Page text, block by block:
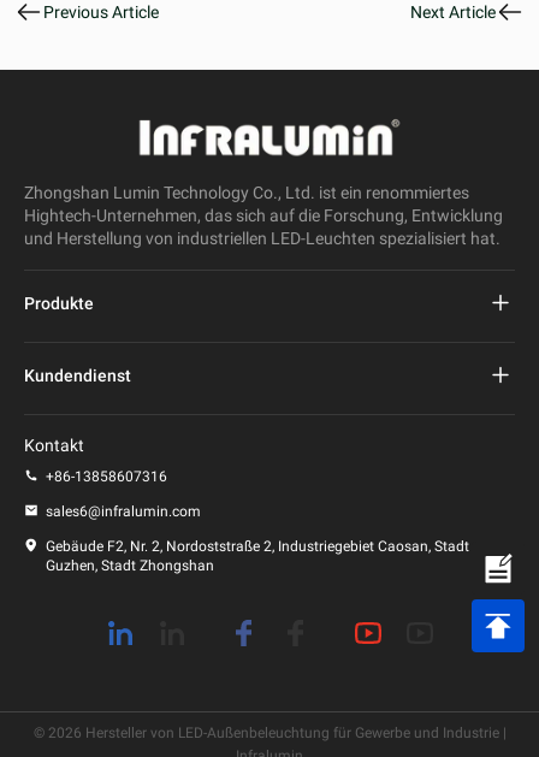
Previous Article Next Article
Zhongshan Lumin Technology Co., Ltd. ist ein renommiertes
Hightech-Unternehmen, das sich auf die Forschung, Entwicklung
und Herstellung von industriellen LED-Leuchten spezialisiert hat.
Produkte
LED-Pfostenleuchte
Kundendienst
Datenschutz-Bestimmungen
Kontakt
+86-13858607316
sales6@infralumin.com
Gebäude F2, Nr. 2, Nordoststraße 2, Industriegebiet Caosan, Stadt
Guzhen, Stadt Zhongshan
© 2026 Hersteller von LED-Außenbeleuchtung für Gewerbe und Industrie |